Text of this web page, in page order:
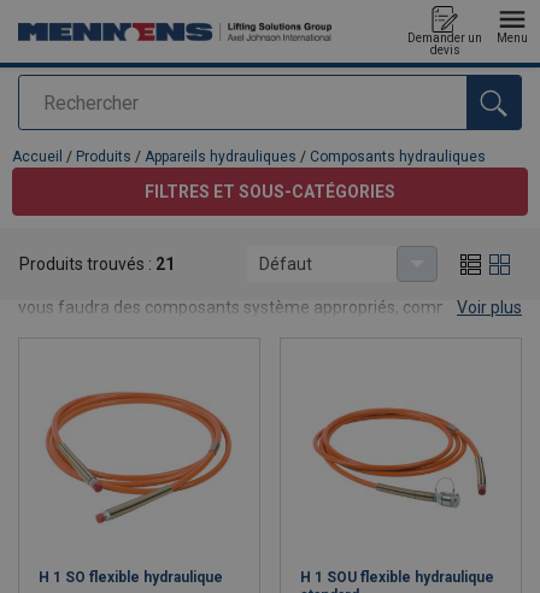
Rechercher
Demander un
devis
Menu
Ajouté au panier
Accueil / Produits / Appareils hydrauliques / Composants hydrauliques
FILTRES ET SOUS-CATÉGORIES
En plus du vérin hydraulique et de la pompe correspondante, il
vous faudra des composants système appropriés, comme unVoir plus
Produits trouvés : 21 Défaut
H 1 SO flexible hydraulique
H 1 SOU flexible hydraulique